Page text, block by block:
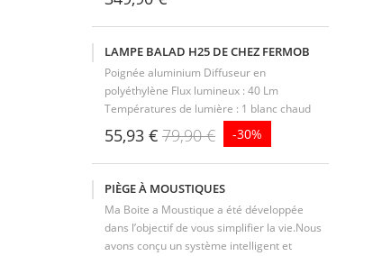
polyamide renforcé• Peinture 100%
polyester ultra-résistante aux UV• Inspiré,...
LAMPE BALAD H25 DE CHEZ FERMOB
Poignée aluminium Diffuseur en
polyéthylène Flux lumineux : 40 Lm
Températures de lumière : 1 blanc chaud
type bougie (2300°K), 1 blanc neutre
(4000°K) et 1 blanc froid (6000°K) Intensité
de lumière : 2 blancs neutres (100 &amp;
50%) + 1 blanc...
55,93 € 79,90 € -30%
PIÈGE À MOUSTIQUES
Ma Boite a Moustique a été développée
dans l’objectif de vous simplifier la vie.Nous
avons conçu un système intelligent et